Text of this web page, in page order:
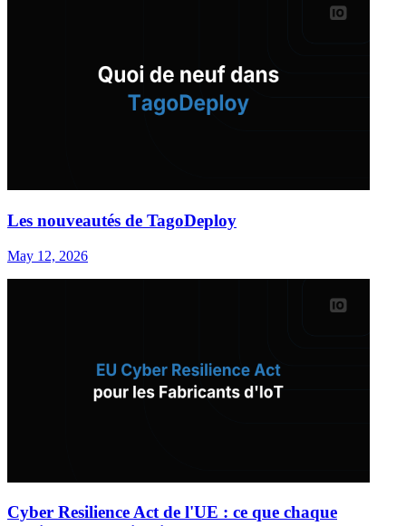
Les nouveautés de TagoDeploy
May 12, 2026
Cyber Resilience Act de l'UE : ce que chaque